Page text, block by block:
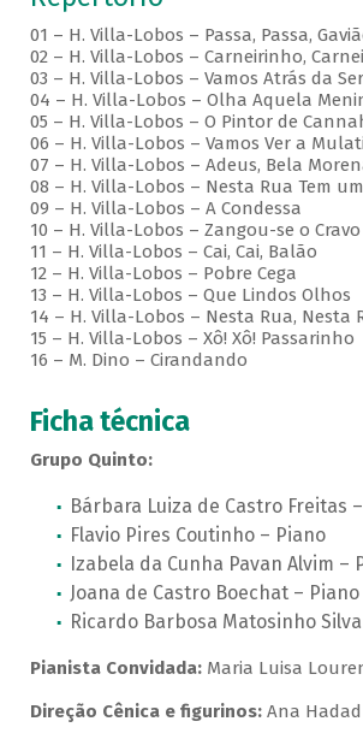
01 – H. Villa-Lobos – Passa, Passa,
02 – H. Villa-Lobos – Carneirinho,
03 – H. Villa-Lobos – Vamos Atrás da
04 – H. Villa-Lobos – Olha Aquela
05 – H. Villa-Lobos – O Pintor de
06 – H. Villa-Lobos – Vamos Ver a
07 – H. Villa-Lobos – Adeus, Bela
08 – H. Villa-Lobos – Nesta Rua Tem
09 – H. Villa-Lobos – A Condessa
10 – H. Villa-Lobos – Zangou-se o
11 – H. Villa-Lobos – Cai, Cai, Balão
12 – H. Villa-Lobos – Pobre Cega
13 – H. Villa-Lobos – Que Lindos Olhos
14 – H. Villa-Lobos – Nesta Rua, Nesta
15 – H. Villa-Lobos – Xô! Xô! Passarinho
16 – M. Dino – Cirandando
Ficha técnica
Grupo Quinto:
Bárbara Luiza de Castro Freitas
Flavio Pires Coutinho – Piano
Izabela da Cunha Pavan Alvim –
Joana de Castro Boechat – Piano
Ricardo Barbosa Matosinho
Pianista Convidada: Maria Luisa
Direção Cênica e figurinos:Ana Hadad